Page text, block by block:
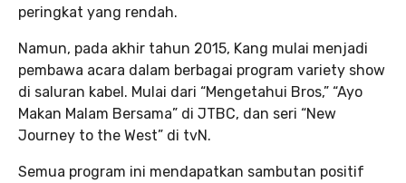
peringkat yang rendah.
Namun, pada akhir tahun 2015, Kang mulai menjadi
pembawa acara dalam berbagai program variety show
di saluran kabel. Mulai dari “Mengetahui Bros,” “Ayo
Makan Malam Bersama” di JTBC, dan seri “New
Journey to the West” di tvN.
Semua program ini mendapatkan sambutan positif